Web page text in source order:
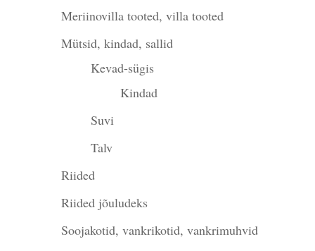
Meriinovilla tooted, villa tooted
Mütsid, kindad, sallid
Kevad-sügis
Kindad
Suvi
Talv
Riided
Riided jõuludeks
Soojakotid, vankrikotid, vankrimuhvid